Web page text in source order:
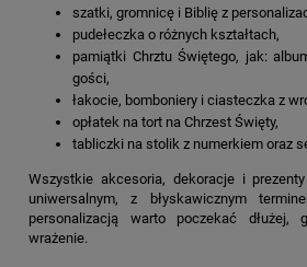
szatki, gromnicę i Biblię z
pudełeczka o różnych kształtach,
pamiątki Chrztu Świętego, jak:
gości,
łakocie, bomboniery i ciasteczka z
opłatek na tort na Chrzest Święty,
tabliczki na stolik z numerkiem oraz
Wszystkie akcesoria, dekoracje i
uniwersalnym, z błyskawicznym
personalizacją warto poczekać dłużej,
wrażenie.